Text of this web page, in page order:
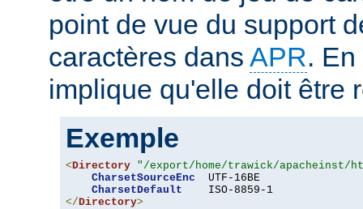
point de vue du support
caractères dans APR.
implique qu'elle doit être
Exemple
<Directory "/export/home/trawick/apacheinst/
CharsetSourceEnc
  UTF-16BE
CharsetDefault
</Directory>